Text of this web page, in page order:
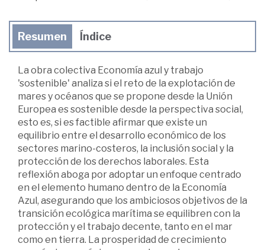
Resumen Índice
La obra colectiva Economía azul y trabajo
'sostenible' analiza si el reto de la explotación de
mares y océanos que se propone desde la Unión
Europea es sostenible desde la perspectiva social,
esto es, si es factible afirmar que existe un
equilibrio entre el desarrollo económico de los
sectores marino-costeros, la inclusión social y la
protección de los derechos laborales. Esta
reflexión aboga por adoptar un enfoque centrado
en el elemento humano dentro de la Economía
Azul, asegurando que los ambiciosos objetivos de la
transición ecológica marítima se equilibren con la
protección y el trabajo decente, tanto en el mar
como en tierra. La prosperidad de crecimiento